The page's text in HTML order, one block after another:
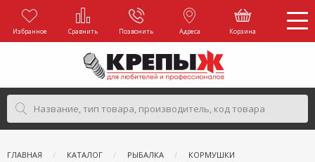
Избранное Сравнить Позвонить Адреса Корзина
ГЛАВНАЯ КАТАЛОГ РЫБАЛКА КОРМУШКИ